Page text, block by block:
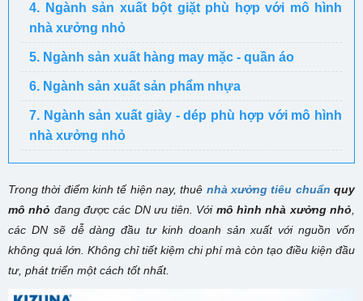
4. Ngành sản xuất bột giặt phù hợp với mô hình
nhà xưởng nhỏ
5. Ngành sản xuất hàng may mặc - quần áo
6. Ngành sản xuất sản phẩm nhựa
7. Ngành sản xuất giày - dép phù hợp với mô hình
nhà xưởng nhỏ
Trong thời điểm kinh tế hiện nay, thuê nhà xưởng tiêu chuẩn quy
mô nhỏ đang được các DN ưu tiên. Với mô hình nhà xưởng nhỏ
các DN sẽ dễ dàng đầu tư kinh doanh sản xuất với nguồn vốn
không quá lớn. Không chỉ tiết kiệm chi phí mà còn tạo điều kiện đầu
tư, phát triển một cách tốt nhất.